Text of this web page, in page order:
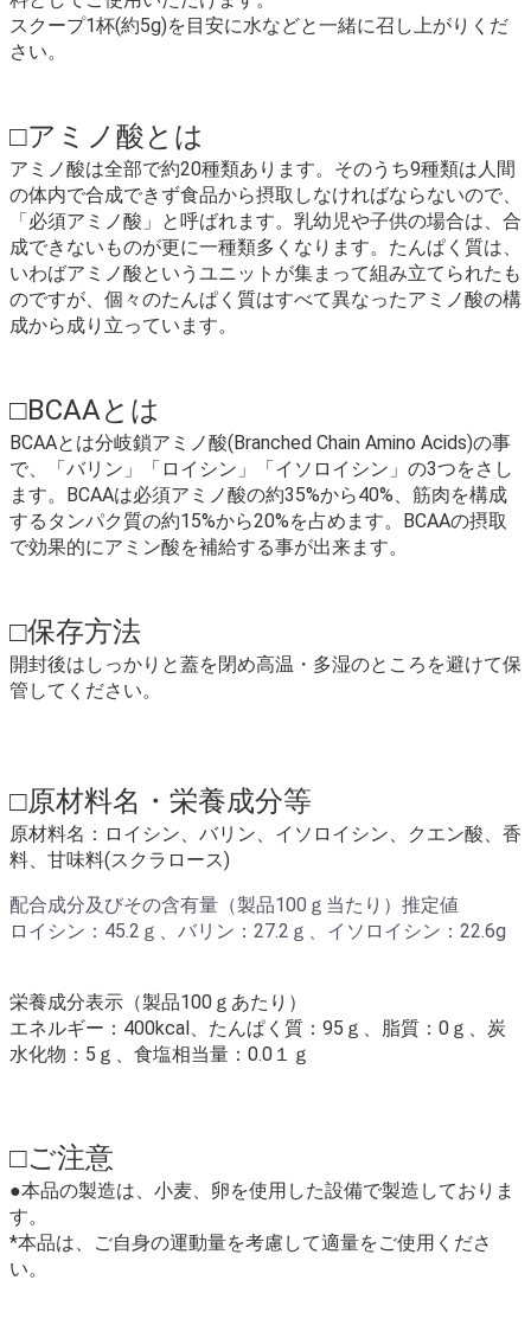
スクープ1杯(約5g)を目安に水などと一緒に召し上がりくだ
さい。
□アミノ酸とは
アミノ酸は全部で約20種類あります。そのうち9種類は人間
の体内で合成できず食品から摂取しなければならないので、
「必須アミノ酸」と呼ばれます。乳幼児や子供の場合は、合
成できないものが更に一種類多くなります。たんぱく質は、
いわばアミノ酸というユニットが集まって組み立てられたも
のですが、個々のたんぱく質はすべて異なったアミノ酸の構
成から成り立っています。
□BCAAとは
BCAAとは分岐鎖アミノ酸(Branched Chain Amino Acids)の事
で、「バリン」「ロイシン」「イソロイシン」の3つをさし
ます。BCAAは必須アミノ酸の約35%から40%、筋肉を構成
するタンパク質の約15%から20%を占めます。BCAAの摂取
で効果的にアミン酸を補給する事が出来ます。
□保存方法
開封後はしっかりと蓋を閉め高温・多湿のところを避けて保
管してください。
□原材料名・栄養成分等
原材料名： ロイシン、バリン、イソロイシン、クエン酸、香
料、甘味料(スクラロース)
配合成分及びその含有量（製品100ｇ当たり）推定値
ロイシン：45.2ｇ、バリン：27.2ｇ、イソロイシン：22.6g
栄養成分表示（製品100ｇあたり）
エネルギー：400kcal、たんぱく質：95ｇ、脂質：0ｇ、炭
水化物：5ｇ、食塩相当量：0.0１ｇ
□ご注意
●本品の製造は、小麦、卵を使用した設備で製造しておりま
す。
*本品は、ご自身の運動量を考慮して適量をご使用くださ
い。